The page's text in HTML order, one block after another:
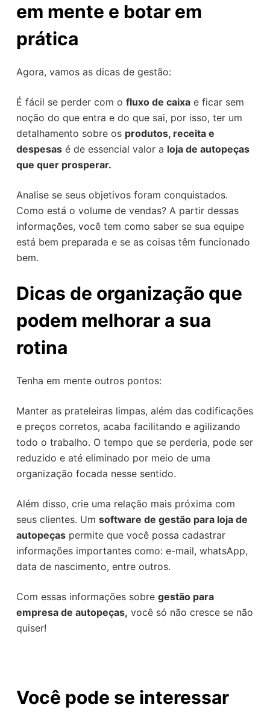
em mente e botar em
prática
Agora, vamos as dicas de gestão:
É fácil se perder com o fluxo de caixae ficar sem
noção do que entra e do que sai, por isso, ter um
detalhamento sobre os produtos, receita e
despesasé de essencial valor a loja de autopeças
que quer prosperar.
Analise se seus objetivos foram conquistados.
Como está o volume de vendas? A partir dessas
informações, você tem como saber se sua equipe
está bem preparada e se as coisas têm funcionado
bem.
Dicas de organização que
podem melhorar a sua
rotina
Tenha em mente outros pontos:
Manter as prateleiras limpas, além das codificações
e preços corretos, acaba facilitando e agilizando
todo o trabalho. O tempo que se perderia, pode ser
reduzido e até eliminado por meio de uma
organização focada nesse sentido.
Além disso, crie uma relação mais próxima com
seus clientes. Um software de gestão para loja de
autopeçaspermite que você possa cadastrar
informações importantes como: e-mail, whatsApp,
data de nascimento, entre outros.
Com essas informações sobre gestão para
empresa de autopeças, você só não cresce se não
quiser!
Você pode se interessar